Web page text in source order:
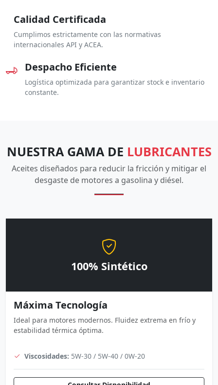
Calidad Certificada
Cumplimos estrictamente con las normativas
internacionales API y ACEA.
Despacho Eficiente
Logística optimizada para garantizar stock e inventario
constante.
NUESTRA GAMA DE LUBRICANTES
Aceites diseñados para reducir la fricción y mitigar el
desgaste de motores a gasolina y diésel.
100% Sintético
Máxima Tecnología
Ideal para motores modernos. Fluidez extrema en frío y
estabilidad térmica óptima.
Viscosidades: 5W-30 / 5W-40 / 0W-20